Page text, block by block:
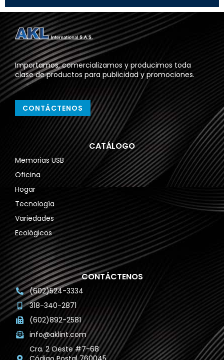
Importamos, comercializamos y producimos toda
clase de productos para publicidad y promociones.
CONTÁCTENOS
CATÁLOGO
Memorias USB
Oficina
Hogar
Tecnología
Variedades
Ecológicos
CONTÁCTENOS
(602)524-3334
318-340-2871
(602)892-2581
info@aklint.com
Cra. 2 Oeste #7-68